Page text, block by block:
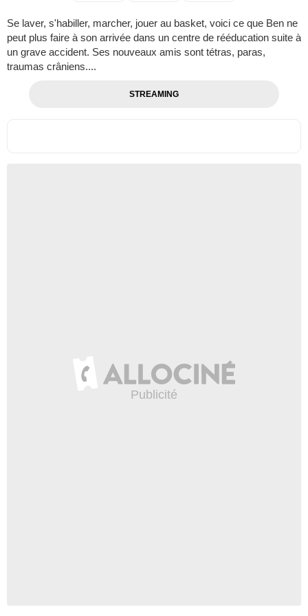
Se laver, s'habiller, marcher, jouer au basket, voici ce que Ben ne
peut plus faire à son arrivée dans un centre de rééducation suite à
un grave accident. Ses nouveaux amis sont tétras, paras,
traumas crâniens....
STREAMING